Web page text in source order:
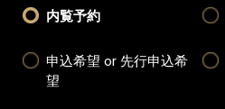
内覧予約
申込希望 or 先行申込希
望